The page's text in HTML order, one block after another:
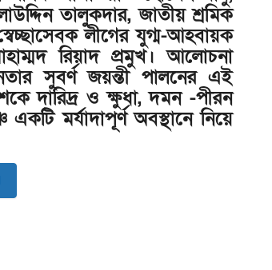
তালুকদার, জাতীয় শ্রমিক
লীগের যুগ্ম-আহবায়ক
রিয়াদ প্রমুখ। আলোচনা
সুবর্ণ জয়ন্তী পালনের এই
দারিদ্র ও ক্ষুধা, দমন -পীরন
মর্যাদাপূর্ণ অবস্থানে নিয়ে